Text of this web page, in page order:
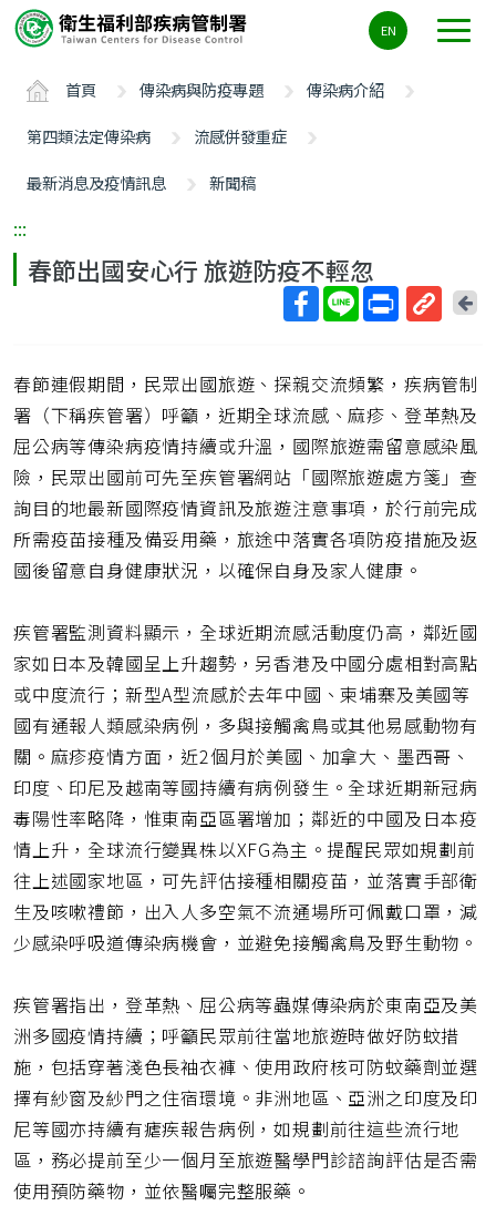
要
ALT+C
EN
首頁 傳染病與防疫專題
傳染病介紹
第四類法定傳染病
流感併發重症
最新消息及疫情訊息
新聞稿
:::
春節出國安心行 旅遊防疫不輕忽
短
網
址
回
春節連假期間，民眾出國旅遊、探親交流頻繁，疾病管制
署（下稱疾管署）呼籲，近期全球流感、麻疹、登革熱及
屈公病等傳染病疫情持續或升溫，國際旅遊需留意感染風
險，民眾出國前可先至疾管署網站「國際旅遊處方箋」查
詢目的地最新國際疫情資訊及旅遊注意事項，於行前完成
所需疫苗接種及備妥用藥，旅途中落實各項防疫措施及返
國後留意自身健康狀況，以確保自身及家人健康。
疾管署監測資料顯示，全球近期流感活動度仍高，鄰近國
家如日本及韓國呈上升趨勢，另香港及中國分處相對高點
或中度流行；新型A型流感於去年中國、柬埔寨及美國等
國有通報人類感染病例，多與接觸禽鳥或其他易感動物有
關。麻疹疫情方面，近2個月於美國、加拿大、墨西哥、
印度、印尼及越南等國持續有病例發生。全球近期新冠病
毒陽性率略降，惟東南亞區署增加；鄰近的中國及日本疫
情上升，全球流行變異株以XFG為主。提醒民眾如規劃前
往上述國家地區，可先評估接種相關疫苗，並落實手部衛
生及咳嗽禮節，出入人多空氣不流通場所可佩戴口罩，減
少感染呼吸道傳染病機會，並避免接觸禽鳥及野生動物。
疾管署指出，登革熱、屈公病等蟲媒傳染病於東南亞及美
洲多國疫情持續；呼籲民眾前往當地旅遊時做好防蚊措
施，包括穿著淺色長袖衣褲、使用政府核可防蚊藥劑並選
擇有紗窗及紗門之住宿環境。非洲地區、亞洲之印度及印
尼等國亦持續有瘧疾報告病例，如規劃前往這些流行地
區，務必提前至少一個月至旅遊醫學門診諮詢評估是否需
使用預防藥物，並依醫囑完整服藥。